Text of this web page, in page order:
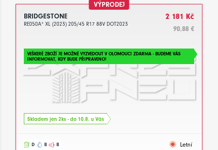
VÝPRODEJ
BRIDGESTONE
RE050A* XL (2023) 205/45 R17 88V DOT2023
2 181 Kč
90.88 €
VEŠKERÉ ZBOŽÍ JE MOŽNÉ VYZVEDOUT V OLOMOUCI ZDARMA - BUDEME VÁS
INFORMOVAT, KDY BUDE PŘIPRAVENO!
Skladem jen 2ks - do 10.8. u Vás
D B B Letní